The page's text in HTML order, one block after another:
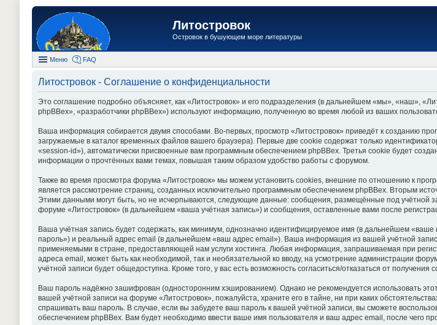
Литостровок
Островок в бушующем море литературы
Меню FAQ
Литостровок - Соглашение о конфиденциальности
Это соглашение подробно объясняет, как «Литостровок» и его подразделения (в дальнейшем «мы», «наш»,
phpBBex», «разработчики phpBBex») используют информацию, полученную во время любой из ваших
Ваша информация собирается двумя способами. Во-первых, просмотр «Литостровок» приведёт к созданию
загружаемые в каталог временных файлов вашего браузера). Первые две cookie содержат только
«session-id»), автоматически присвоенные вам программным обеспечением phpBBex. Третья cookie будет
информации о прочтённых вами темах, повышая таким образом удобство работы с форумом.
Также во время просмотра форума «Литостровок» мы можем установить cookies, внешние по отношению к
является рассмотрение страниц, созданных исключительно программным обеспечением phpBBex. Вторым
Этими данными могут быть, но не исчерпываются, следующие данные: сообщения, размещённые под учётной
форуме «Литостровок» (в дальнейшем «ваша учётная запись») и сообщения, оставленные вами после
Ваша учётная запись будет содержать, как минимум, однозначно идентифицируемое имя (в дальнейшем
пароль») и реальный адрес email (в дальнейшем «ваш адрес email»). Ваша информация из вашей учётной
применяемыми в стране, предоставляющей нам услуги хостинга. Любая информация, запрашиваемая при
адреса email, может быть как необходимой, так и необязательной ко вводу, на усмотрение администрации
учётной записи будет общедоступна. Кроме того, у вас есть возможность согласиться/отказаться от
Ваш пароль надёжно зашифрован (односторонним хэшированием). Однако не рекомендуется использовать
вашей учётной записи на форуме «Литостровок», пожалуйста, храните его в тайне, ни при каких
спрашивать ваш пароль. В случае, если вы забудете ваш пароль к вашей учётной записи, вы сможете
обеспечением phpBBex. Вам будет необходимо ввести ваше имя пользователя и ваш адрес email, после чего